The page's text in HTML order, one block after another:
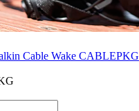
Cable Wake CABLEPKG